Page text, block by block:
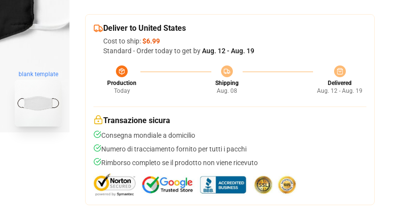
blank template
Deliver to United States
Cost to ship:$6.99
Standard - Order today to get byAug. 12 - Aug. 19
Production
Today
Shipping
Aug. 08
Delivered
Aug. 12 - Aug. 19
Transazione sicura
Consegna mondiale a domicilio
Numero di tracciamento fornito per tutti i pacchi
Rimborso completo se il prodotto non viene ricevuto